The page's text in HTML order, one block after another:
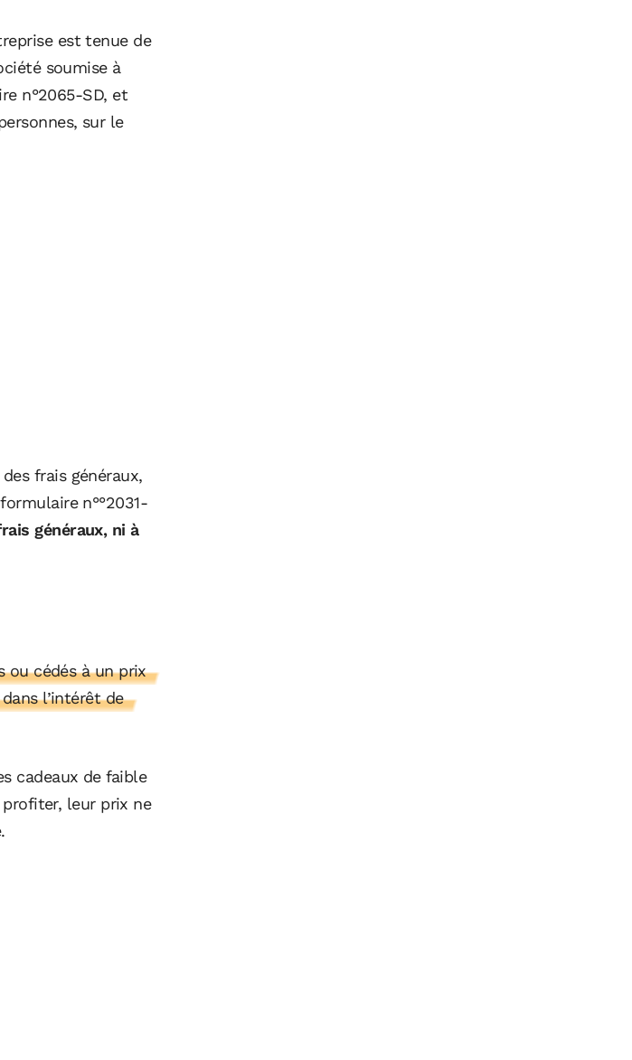
est tenue de
soumise à
n°2065-SD, et
sur le
frais généraux,
n°°2031-
généraux, ni à
ou cédés à un prix
l’intérêt de
cadeaux de faible
profiter, leur prix ne